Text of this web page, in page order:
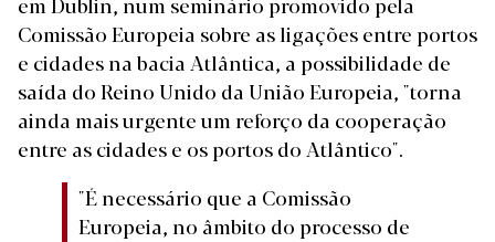
Comissão Europeia sobre as ligações entre portos
e cidades na bacia Atlântica, a possibilidade de
saída do Reino Unido da União Europeia, "torna
ainda mais urgente um reforço da cooperação
entre as cidades e os portos do Atlântico".
"É necessário que a Comissão
Europeia, no âmbito do processo de